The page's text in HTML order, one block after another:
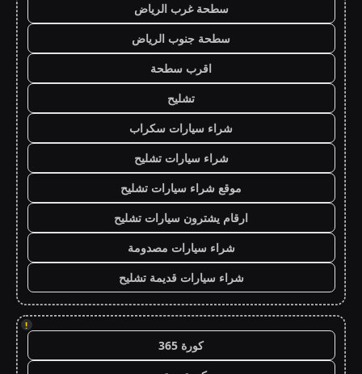
سطحة غرب الرياض
سطحة جنوب الرياض
اقرب سطحة
تشليح
شراء سيارات سكراب
شراء سيارات تشليح
موقع شراء سيارات تشليح
ارقام يشترون سيارات تشليح
شراء سيارات مصدومة
شراء سيارات قديمة تشليح
!
كورة 365